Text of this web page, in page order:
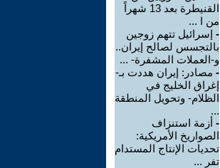
القنيطرة بعد 13 شهراً
من ا ...
- إسرائيل تتهم زوجين
بالتجسس لصالح إيران..
و-العملات المشفرة- ...
- مصادر: إيران هددت بـ-
إغراق الخليج في
الظلام- وتحويل المنطقة
...
- أزمة استنزاف
الصواريخ الأمريكية:
تحديات الإنتاج المستدام
تفر ...